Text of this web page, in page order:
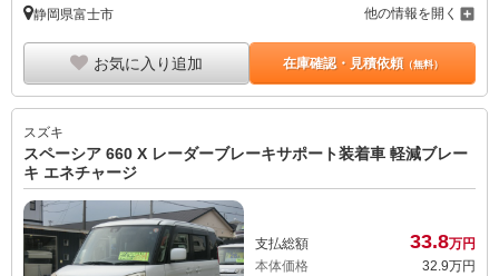
静岡県富士市 他の情報を開く
お気に入り追加 在庫確認・見積依頼（無料）
スズキ
スペーシア 660 X レーダーブレーキサポート装着車 軽減ブレー
キ エネチャージ
支払総額 33.8万円
本体価格
32.9万円